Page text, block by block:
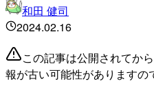
和田 健司
2024.02.16
この記事は公開されてか
報が古い可能性がありますの